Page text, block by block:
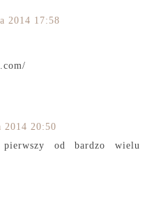
2014 17:58
2014 20:50
od bardzo wielu